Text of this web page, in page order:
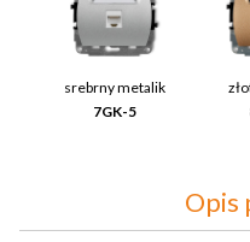
srebrny metalik
7GK-5
Opis